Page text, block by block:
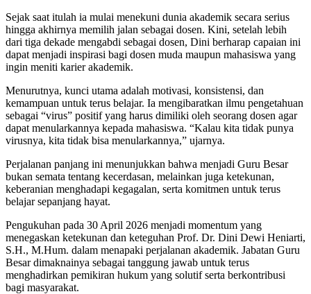
Sejak saat itulah ia mulai menekuni dunia akademik secara serius
hingga akhirnya memilih jalan sebagai dosen. Kini, setelah lebih
dari tiga dekade mengabdi sebagai dosen, Dini berharap capaian ini
dapat menjadi inspirasi bagi dosen muda maupun mahasiswa yang
ingin meniti karier akademik.
Menurutnya, kunci utama adalah motivasi, konsistensi, dan
kemampuan untuk terus belajar. Ia mengibaratkan ilmu pengetahuan
sebagai “virus” positif yang harus dimiliki oleh seorang dosen agar
dapat menularkannya kepada mahasiswa. “Kalau kita tidak punya
virusnya, kita tidak bisa menularkannya,” ujarnya.
Perjalanan panjang ini menunjukkan bahwa menjadi Guru Besar
bukan semata tentang kecerdasan, melainkan juga ketekunan,
keberanian menghadapi kegagalan, serta komitmen untuk terus
belajar sepanjang hayat.
Pengukuhan pada 30 April 2026 menjadi momentum yang
menegaskan ketekunan dan keteguhan Prof. Dr. Dini Dewi Heniarti,
S.H., M.Hum. dalam menapaki perjalanan akademik. Jabatan Guru
Besar dimaknainya sebagai tanggung jawab untuk terus
menghadirkan pemikiran hukum yang solutif serta berkontribusi
bagi masyarakat.